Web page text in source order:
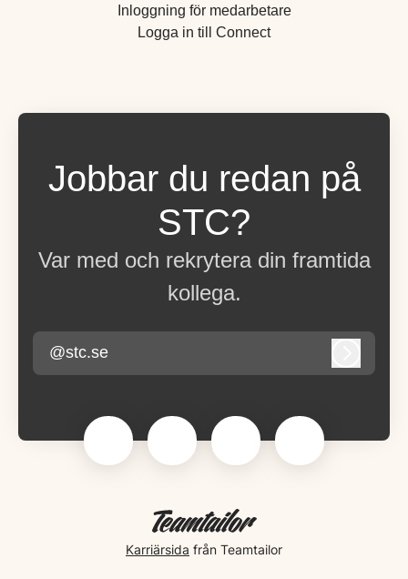
Inloggning för medarbetare
Logga in till Connect
Jobbar du redan på
STC?
Var med och rekrytera din framtida
kollega.
@stc.se
Karriärsida från Teamtailor